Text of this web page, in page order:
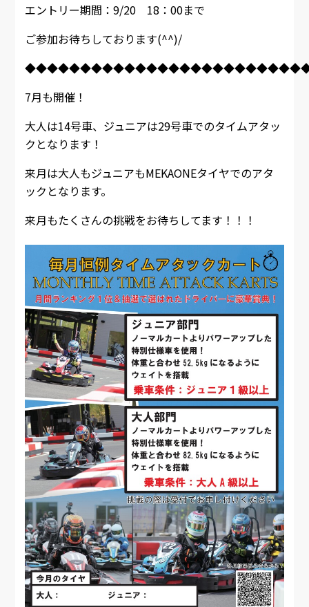
エントリー期間：9/20 18：00まで
ご参加お待ちしております(^^)/
7月も開催！
大人は14号車、ジュニアは29号車でのタイムアタッ
クとなります！
来月は大人もジュニアもMEKAONEタイヤでのアタ
ックとなります。
来月もたくさんの挑戦をお待ちしてます！！！